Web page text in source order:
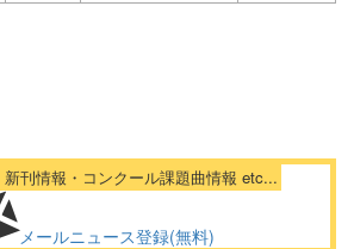
刊情報・コンクール課題曲情報 etc...
メールニュース登録(無料)